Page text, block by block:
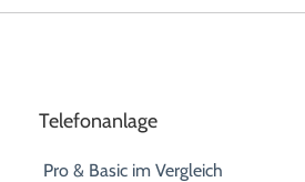
Telefonanlage
Pro & Basic im Vergleich